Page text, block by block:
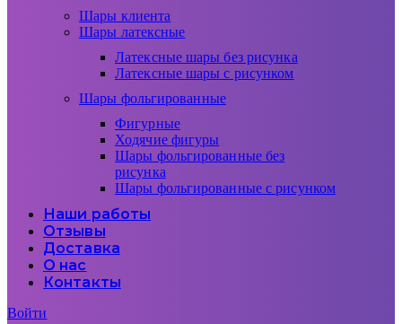
Шары клиента
Шары латексные
Латексные шары без рисунка
Латексные шары с рисунком
Шары фольгированные
Фигурные
Ходячие фигуры
Шары фольгированные без
рисунка
Шары фольгированные с рисунком
Наши работы
Отзывы
Доставка
О нас
Контакты
Войти